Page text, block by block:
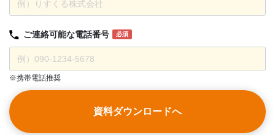
ご連絡可能な電話番号 必須
※携帯電話推奨
資料ダウンロードへ